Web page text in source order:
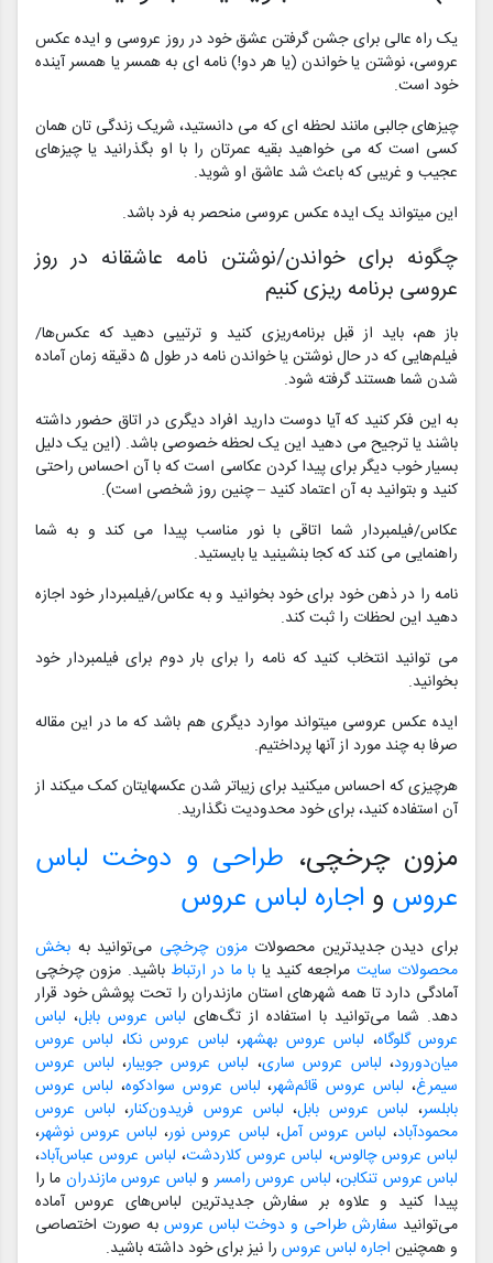
یک راه عالی برای جشن گرفتن عشق خود در روز عروسی و ایده عکس
عروسی، نوشتن یا خواندن (یا هر دو!) نامه ای به همسر یا همسر آینده
خود است.
چیزهای جالبی مانند لحظه ای که می دانستید، شریک زندگی تان همان
کسی است که می خواهید بقیه عمرتان را با او بگذرانید یا چیزهای
عجیب و غریبی که باعث شد عاشق او شوید.
این میتواند یک ایده عکس‌ عروسی منحصر به فرد باشد.
چگونه برای خواندن/نوشتن نامه عاشقانه در روز
عروسی برنامه ریزی کنیم
باز هم، باید از قبل برنامه‌ریزی کنید و ترتیبی دهید که عکس‌ها/
فیلم‌هایی که در حال نوشتن یا خواندن نامه در طول 5 دقیقه زمان آماده
شدن شما هستند گرفته شود.
به این فکر کنید که آیا دوست دارید افراد دیگری در اتاق حضور داشته
باشند یا ترجیح می دهید این یک لحظه خصوصی باشد. (این یک دلیل
بسیار خوب دیگر برای پیدا کردن عکاسی است که با آن احساس راحتی
کنید و بتوانید به آن اعتماد کنید – چنین روز شخصی است).
عکاس/فیلمبردار شما اتاقی با نور مناسب پیدا می کند و به شما
راهنمایی می کند که کجا بنشینید یا بایستید.
نامه را در ذهن خود برای خود بخوانید و به عکاس/فیلمبردار خود اجازه
دهید این لحظات را ثبت کند.
می توانید انتخاب کنید که نامه را برای بار دوم برای فیلمبردار خود
بخوانید.
ایده عکس عروسی میتواند موارد دیگری هم باشد که ما در این مقاله
صرفا به چند مورد از آنها پرداختیم.
هرچیزی که احساس میکنید برای زیباتر شدن عکسهایتان کمک میکند از
آن استفاده کنید، برای خود محدودیت نگذارید.
مزون چرخچی، طراحی و دوخت لباس
عروس و اجاره لباس عروس
برای دیدن جدیدترین محصولاتمزون چرخچی می‌توانید به بخش
محصولات سایت مراجعه کنید یا با ما در ارتباط باشید. مزون چرخچی
آمادگی دارد تا همه شهرهای استان مازندران را تحت پوشش خود قرار
دهد. شما می‌توانید با استفاده از تگ‌های لباس عروس بابل، لباس
عروس گلوگاه، لباس عروس بهشهر، لباس عروس نکا، لباس عروس
میان‌دورود، لباس عروس ساری، لباس عروس جویبار، لباس عروس
سیمرغ، لباس عروس قائم‌شهر، لباس عروس سوادکوه، لباس عروس
بابلسر، لباس عروس بابل، لباس عروس فریدون‌کنار، لباس عروس
محمودآباد، لباس عروس آمل، لباس عروس نور، لباس عروس نوشهر،
لباس عروس چالوس، لباس عروس کلاردشت، لباس عروس عباس‌آباد،
لباس عروس تنکابن، لباس عروس رامسر و لباس عروس مازندران ما را
پیدا کنید و علاوه بر سفارش جدیدترین لباس‌های عروس آماده
می‌توانید سفارش طراحی و دوخت لباس عروس به صورت اختصاصی
و همچنین اجاره لباس عروس را نیز برای خود داشته باشید.